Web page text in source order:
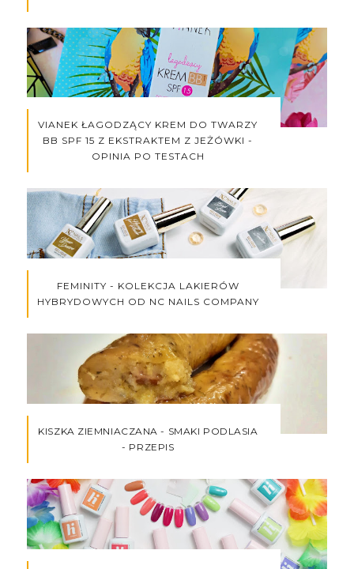
VIANEK ŁAGODZĄCY KREM DO TWARZY
BB SPF 15 Z EKSTRAKTEM Z JEŻÓWKI -
OPINIA PO TESTACH
FEMINITY - KOLEKCJA LAKIERÓW
HYBRYDOWYCH OD NC NAILS COMPANY
KISZKA ZIEMNIACZANA - SMAKI PODLASIA
- PRZEPIS